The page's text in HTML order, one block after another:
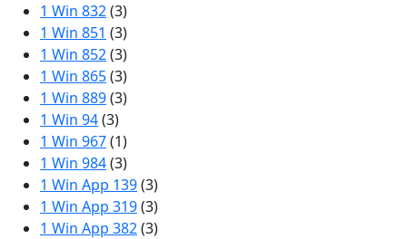
1 Win 832(3)
1 Win 851 (3)
1 Win 852(3)
1 Win 865(3)
1 Win 889(3)
1 Win 94(3)
1 Win 967(1)
1 Win 984(3)
1 Win App 139(3)
1 Win App 319(3)
1 Win App 382(3)